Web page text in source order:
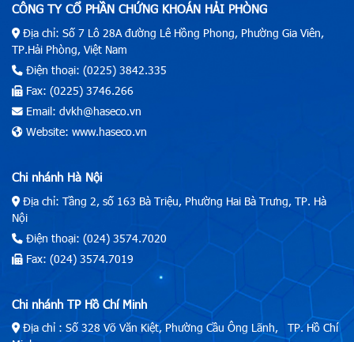
CÔNG TY CỔ PHẦN CHỨNG KHOÁN HẢI PHÒNG
Địa chỉ: Số 7 Lô 28A đường Lê Hồng Phong, Phường Gia Viên,
TP.Hải Phòng, Việt Nam
Điện thoại: (0225) 3842.335
Fax: (0225) 3746.266
Email: dvkh@haseco.vn
Website: www.haseco.vn
Chi nhánh Hà Nội
Địa chỉ: Tầng 2, số 163 Bà Triệu, Phường Hai Bà Trưng, TP. Hà
Nội
Điện thoại: (024) 3574.7020
Fax: (024) 3574.7019
Chi nhánh TP Hồ Chí Minh
Địa chỉ : Số 328 Võ Văn Kiệt, Phường Cầu Ông Lãnh, TP. Hồ Chí